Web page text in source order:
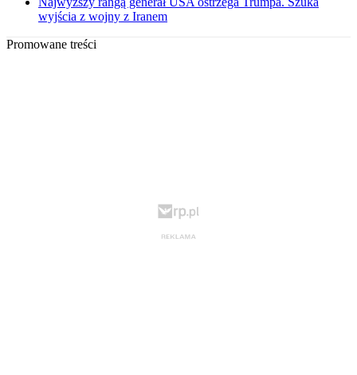
wyjścia z wojny z Iranem
Promowane treści